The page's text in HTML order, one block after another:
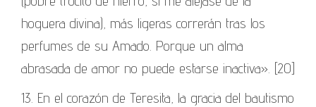
hoguera divina), más ligeras correrán tras los
perfumes de su Amado. Porque un alma
abrasada de amor no puede estarse inactiva». [20]
13. En el corazón de Teresita, la gracia del bautismo